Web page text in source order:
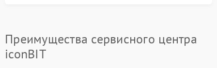
Преимущества сервисного центра
iconBIT